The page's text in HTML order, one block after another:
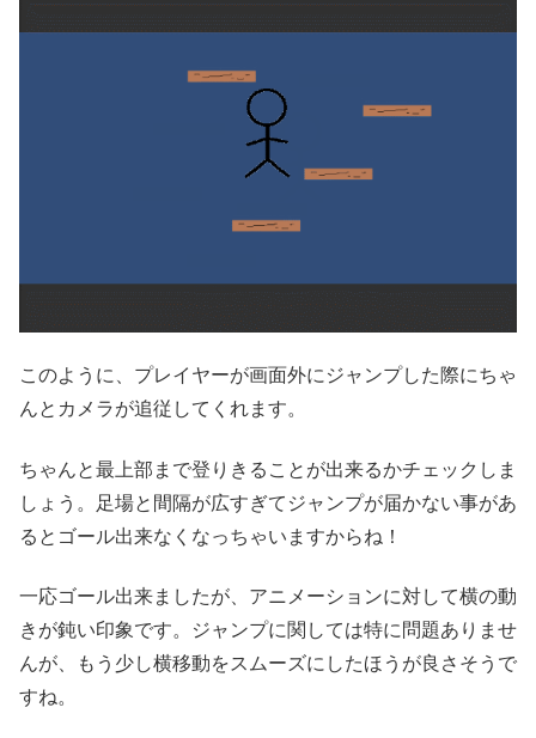
このように、プレイヤーが画面外にジャンプした際にちゃ
んとカメラが追従してくれます。
ちゃんと最上部まで登りきることが出来るかチェックしま
しょう。足場と間隔が広すぎてジャンプが届かない事があ
るとゴール出来なくなっちゃいますからね！
一応ゴール出来ましたが、アニメーションに対して横の動
きが鈍い印象です。ジャンプに関しては特に問題ありませ
んが、もう少し横移動をスムーズにしたほうが良さそうで
すね。